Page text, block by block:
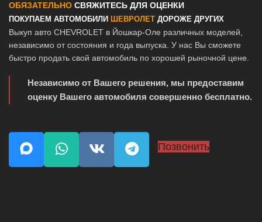
ОБЯЗАТЕЛЬНО СВЯЖИТЕСЬ ДЛЯ ОЦЕНКИ
ПОКУПАЕМ АВТОМОБИЛИ ШЕВРОЛЕТ ДОРОЖЕ ДРУГИХ
Выкуп авто CHEVROLET в Йошкар-Оле различных моделей,
независимо от состояния и года выпуска. У нас Вы сможете
быстро продать свой автомобиль по хорошей рыночной цене.
Независимо от Вашего решения, мы предоставим
оценку Вашего автомобиля совершенно бесплатно.
Позвонить